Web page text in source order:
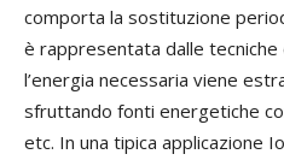
comporta la sostituzione
è rappresentata dalle
l’energia necessaria viene
sfruttando fonti energetiche
etc. In una tipica applicazione